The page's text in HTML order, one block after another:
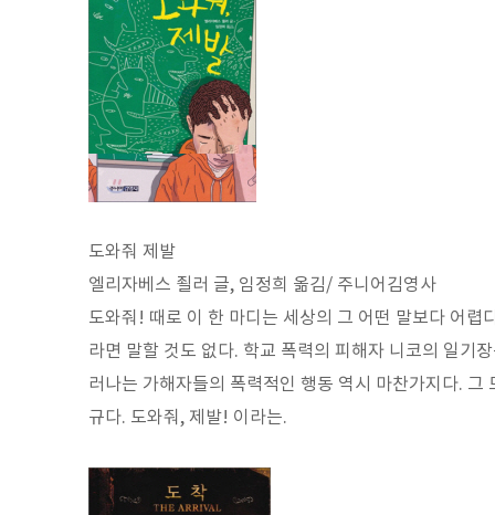
도와줘 제발
엘리자베스 죌러 글, 임정희 옮김/ 주니어김영사
도와줘! 때로 이 한 마디는 세상의 그 어떤 말보다 어렵
라면 말할 것도 없다. 학교 폭력의 피해자 니코의 일기
러나는 가해자들의 폭력적인 행동 역시 마찬가지다.
규다. 도와줘, 제발! 이라는.